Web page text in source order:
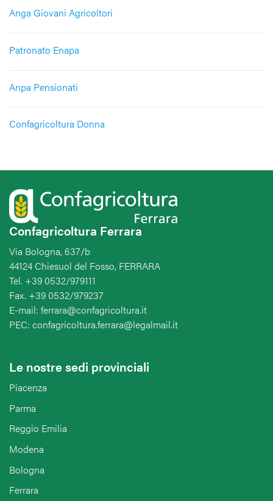
Anga Giovani Agricoltori
Patronato Enapa
Anpa Pensionati
Confagricoltura Donna
Confagricoltura Ferrara
Via Bologna, 637/b
44124 Chiesuol del Fosso, FERRARA
Tel. +39 0532/979111
Fax. +39 0532/979237
E-mail: ferrara@confagricoltura.it
PEC: confagricoltura.ferrara@legalmail.it
Le nostre sedi provinciali
Piacenza
Parma
Reggio Emilia
Modena
Bologna
Ferrara